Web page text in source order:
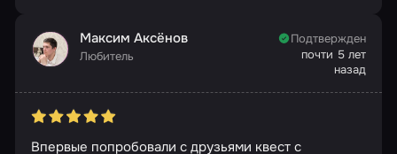
Максим Аксёнов
Любитель
Подтвержден
почти 5 лет
назад
Впервые попробовали с друзьями квест с